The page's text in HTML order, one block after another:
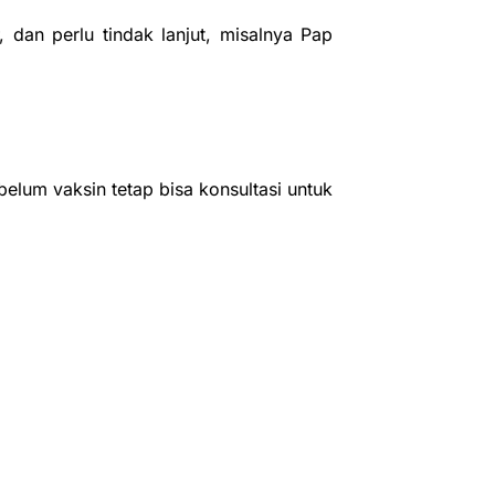
perlu tindak lanjut, misalnya Pap
vaksin tetap bisa konsultasi untuk